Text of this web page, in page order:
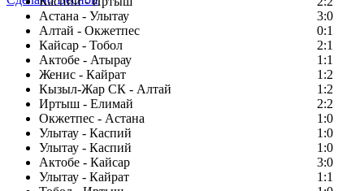
Астана - Улытау
3:0
Алтай - Окжетпес
0:1
Кайсар - Тобол
2:1
Актобе - Атырау
1:1
Женис - Кайрат
1:2
Кызыл-Жар СК - Алтай
1:2
Иртыш - Елимай
2:2
Окжетпес - Астана
1:0
Улытау - Каспий
1:0
Улытау - Каспий
1:0
Актобе - Кайсар
3:0
Улытау - Кайрат
1:1